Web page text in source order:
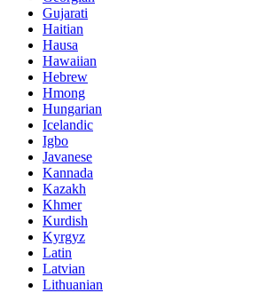
Gujarati
Haitian
Hausa
Hawaiian
Hebrew
Hmong
Hungarian
Icelandic
Igbo
Javanese
Kannada
Kazakh
Khmer
Kurdish
Kyrgyz
Latin
Latvian
Lithuanian